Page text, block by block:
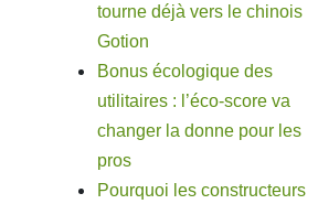
tourne déjà vers le chinois
Gotion
Bonus écologique des
utilitaires : l’éco-score va
changer la donne pour les
pros
Pourquoi les constructeurs